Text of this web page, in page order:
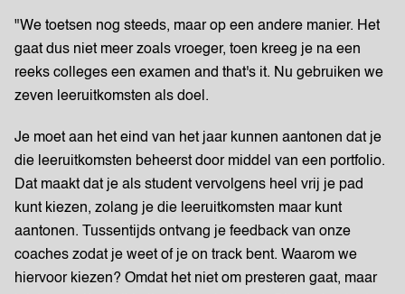
"We toetsen nog steeds, maar op een andere manier. Het
gaat dus niet meer zoals vroeger, toen kreeg je na een
reeks colleges een examen and that's it. Nu gebruiken we
zeven leeruitkomsten als doel.
Je moet aan het eind van het jaar kunnen aantonen dat je
die leeruitkomsten beheerst door middel van een portfolio.
Dat maakt dat je als student vervolgens heel vrij je pad
kunt kiezen, zolang je die leeruitkomsten maar kunt
aantonen. Tussentijds ontvang je feedback van onze
coaches zodat je weet of je on track bent. Waarom we
hiervoor kiezen? Omdat het niet om presteren gaat, maar